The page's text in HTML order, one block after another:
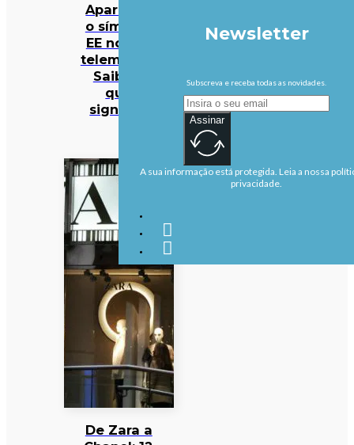
Apareceu
o símbolo
EE no seu
telemóvel?
Saiba o
que
significa
De Zara a
Newsletter
Subscreva e receba todas as novidades.
Assinar
A sua informação está protegida. Leia a nossa
privacidade.